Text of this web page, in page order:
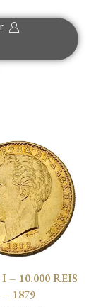
– 10.000 REIS
– 1879